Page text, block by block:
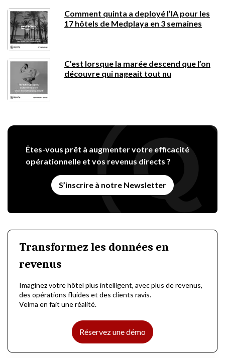
Comment quinta a deployé l’IA pour les
17 hôtels de Medplaya en 3 semaines
C’est lorsque la marée descend que l’on
découvre qui nageait tout nu
Êtes-vous prêt à augmenter votre efficacité
opérationnelle et vos revenus directs ?
S’inscrire à notre Newsletter
Transformez les données en
revenus
Imaginez votre hôtel plus intelligent, avec plus de revenus,
des opérations fluides et des clients ravis.
Velma en fait une réalité.
Réservez une démo